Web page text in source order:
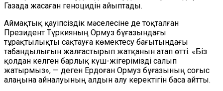
Газада жасаған геноцидін айыптады.
Аймақтық қауіпсіздік мәселесіне де тоқталған
Президент Түркияның Ормуз бұғазындағы
тұрақтылықты сақтауға көмектесу бағытындағы
табандылығын жалғастырып жатқанын атап өтті. «Біз
қолдан келген барлық күш-жігерімізді салып
жатырмыз», — деген Ердоған Ормуз бұғазының соғыс
алаңына айналуының алдын алу керектігін баса айтты.